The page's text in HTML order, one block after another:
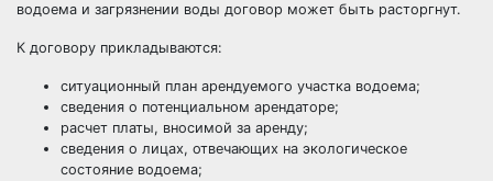
водоема и загрязнении воды договор может быть расторгнут.
К договору прикладываются:
ситуационный план арендуемого участка водоема;
сведения о потенциальном арендаторе;
расчет платы, вносимой за аренду;
сведения о лицах, отвечающих на экологическое
состояние водоема;